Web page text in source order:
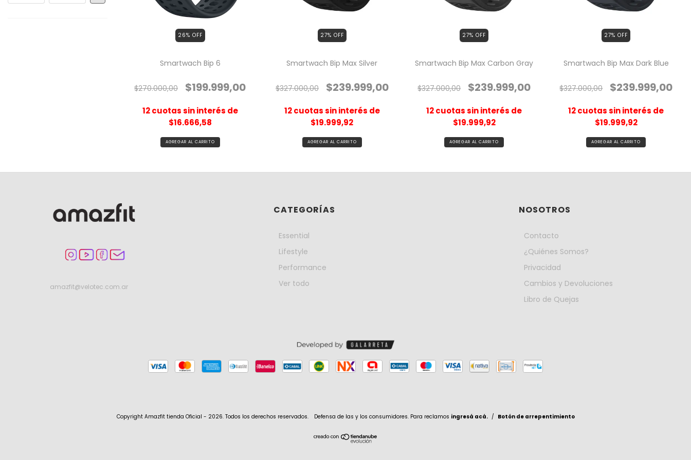
26% OFF
Smartwach Bip 6
$270.000,00 $199.999,00
12 cuotas sin interés de
$16.666,58
27% OFF
Smartwach Bip Max Silver
$327.000,00 $239.999,00
12cuotas sin interés de
$19.999,92
27% OFF
Smartwach Bip Max Carbon Gray
$327.000,00 $239.999,00
12cuotas sin interés de
$19.999,92
27% OFF
Smartwach Bip Max Dark Blue
$327.000,00 $239.999,00
12cuotas sin interés de
$19.999,92
amazfit@velotec.com.ar
CATEGORÍAS
Essential
Lifestyle
Performance
Ver todo
NOSOTROS
Contacto
¿Quiénes Somos?
Privacidad
Cambios y Devoluciones
Libro de Quejas
Copyright Amazfit tienda Oficial - 2026. Todos los derechos reservados. Defensa de las y los consumidores. Para reclamos ingresá acá. / Botón de arrepentimiento